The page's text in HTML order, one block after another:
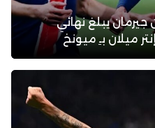
يبلغ نهائي
ميلان بـِ ميونخ